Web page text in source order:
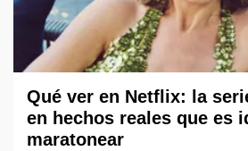
Qué ver en Netflix: la
en hechos reales que es
maratonear